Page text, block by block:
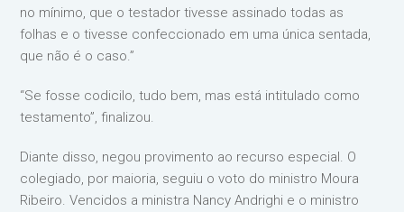
no mínimo, que o testador tivesse assinado todas as
folhas e o tivesse confeccionado em uma única sentada,
que não é o caso.”
“Se fosse codicilo, tudo bem, mas está intitulado como
testamento”, finalizou.
Diante disso, negou provimento ao recurso especial. O
colegiado, por maioria, seguiu o voto do ministro Moura
Ribeiro. Vencidos a ministra Nancy Andrighi e o ministro